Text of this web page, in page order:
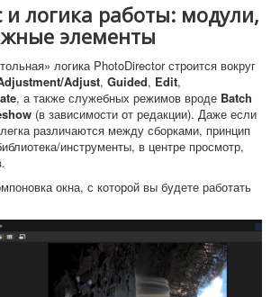
и логика работы: модули,
элементы
логика PhotoDirector строится вокруг
Adjust, Guided, Edit,
, а также служебных режимов вроде Batch
(в зависимости от редакции). Даже если
различаются между сборками, принцип
инструменты, в центре просмотр,
окна, с которой вы будете работать